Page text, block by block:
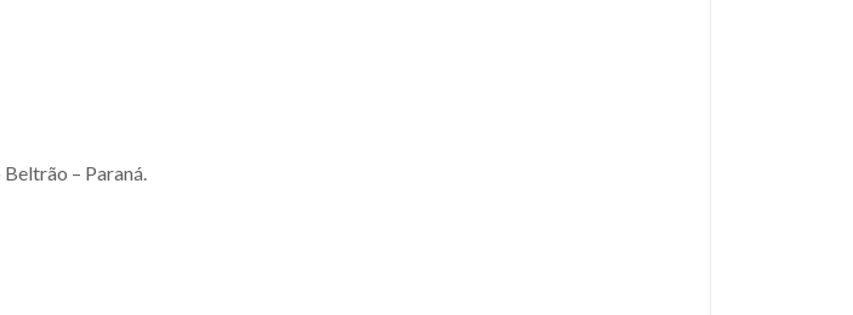
– Paraná.